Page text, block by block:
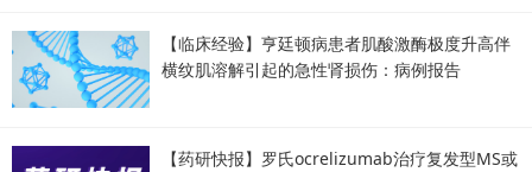
【临床经验】亨廷顿病患者肌酸激酶极度升高伴
横纹肌溶解引起的急性肾损伤：病例报告
【药研快报】罗氏ocrelizumab治疗复发型MS或